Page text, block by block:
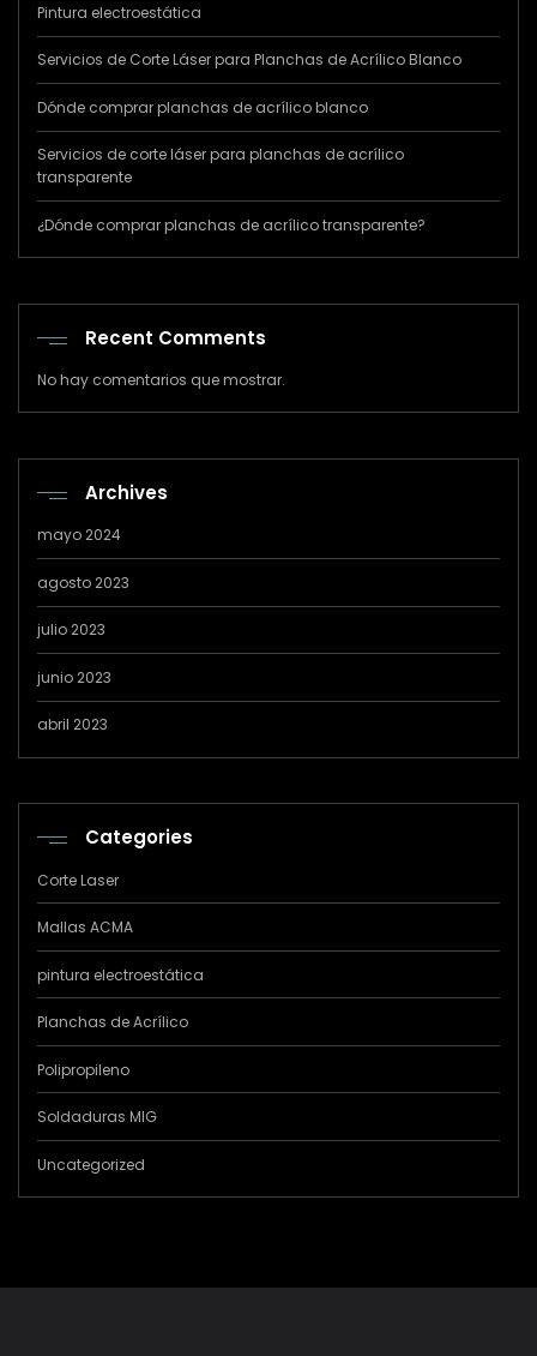
Pintura electroestática
Servicios de Corte Láser para Planchas de Acrílico Blanco
Dónde comprar planchas de acrílico blanco
Servicios de corte láser para planchas de acrílico
transparente
¿Dónde comprar planchas de acrílico transparente?
Recent Comments
No hay comentarios que mostrar.
Archives
mayo 2024
agosto 2023
julio 2023
junio 2023
abril 2023
Categories
Corte Laser
Mallas ACMA
pintura electroestática
Planchas de Acrílico
Polipropileno
Soldaduras MIG
Uncategorized